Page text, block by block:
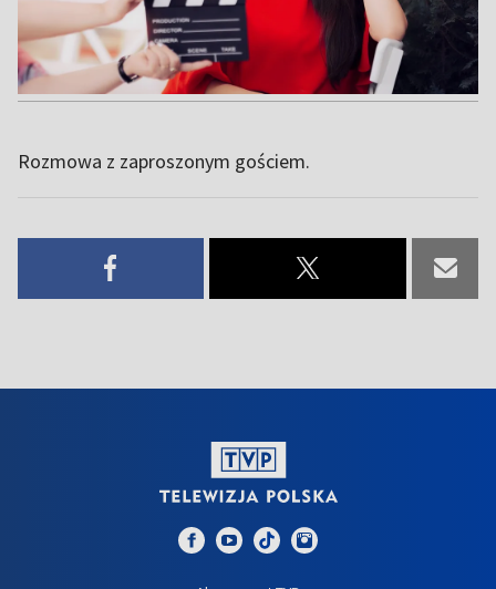
Rozmowa z zaproszonym gościem.